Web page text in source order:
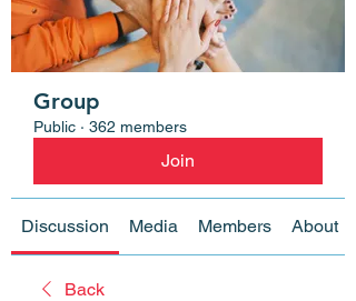
Group
Public · 362 members
Join
Discussion Media Members About
Back